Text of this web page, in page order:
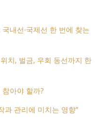
내선·국제선 한 번에 찾는
치, 벌금, 우회 동선까지 한
아야 할까?
과 관리에 미치는 영향”